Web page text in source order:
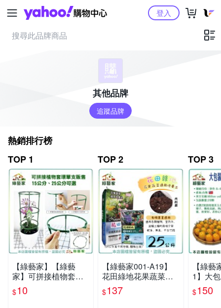
Yahoo購物中心登入
其他品牌
追蹤品牌
熱銷排行榜
TOP 1
【綠藝家】【綠藝
家】可拼接植物套環
單支販售15公分、25
公分可選(購買3支可
$10
TOP 2
【綠藝家001-A19】
花田綠地花果蔬菜通
用培養土25公升-有機
農業適用泥炭土
$137
TOP 3
【綠
1】大
小番
2號 甜
$150